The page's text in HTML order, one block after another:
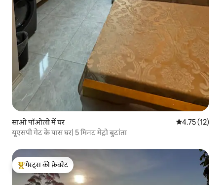
साओ पॉओलो में घर औसत रेटिंग 5 में
4.75 (12)
यूएसपी गेट के पास घर| 5 मिनट मेट्रो बुटांता
गेस्ट्स का टॉप फ़ेवरेट
गेस्ट्स की फ़ेवरेट